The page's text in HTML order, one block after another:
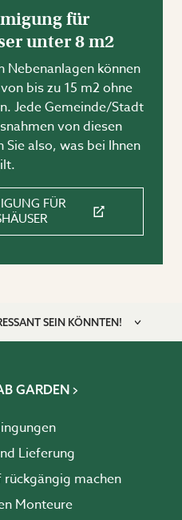
für
unter 8 m2
Nebenanlagen können
bis zu 15 m2 ohne
Jede Gemeinde/Stadt
von diesen
Sie also, was bei Ihnen
FÜR
SEIN KÖNNTEN!
GARDEN
Lieferung
rückgängig machen
Monteure